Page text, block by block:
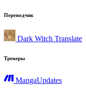
Переводчик
Dark Witch Translate
Трекеры
MangaUpdates